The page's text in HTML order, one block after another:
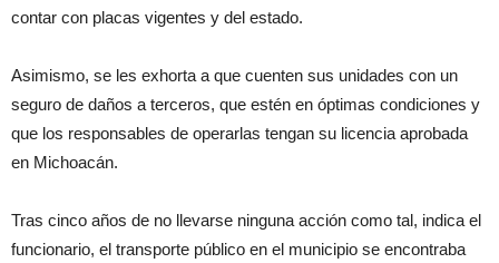
contar con placas vigentes y del estado.
Asimismo, se les exhorta a que cuenten sus unidades con un
seguro de daños a terceros, que estén en óptimas condiciones y
que los responsables de operarlas tengan su licencia aprobada
en Michoacán.
Tras cinco años de no llevarse ninguna acción como tal, indica el
funcionario, el transporte público en el municipio se encontraba